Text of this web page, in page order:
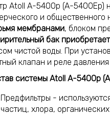
Atoll A-5400p (A-5400Ep)
и
мембранами, блоком
бак
чистой воды. При
клапан и реле
системы Atoll A-5400p
Предфильтры -
частиц, хлора,